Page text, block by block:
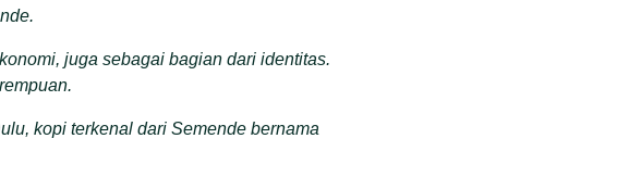
juga sebagai bagian dari identitas.
kopi terkenal dari Semende bernama